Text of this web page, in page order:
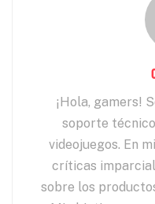
¡Hola, gamers!
soporte
videojuegos. En
críticas
sobre los